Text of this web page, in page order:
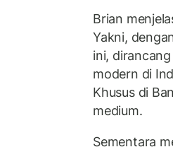
Brian
Yakni,
ini,
modern di
Khusus di
medium.
Sementara